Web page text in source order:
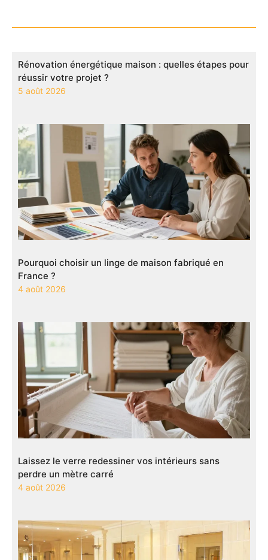
Rénovation énergétique maison : quelles étapes pour
réussir votre projet ?
5 août 2026
Pourquoi choisir un linge de maison fabriqué en
France ?
4 août 2026
Laissez le verre redessiner vos intérieurs sans
perdre un mètre carré
4 août 2026